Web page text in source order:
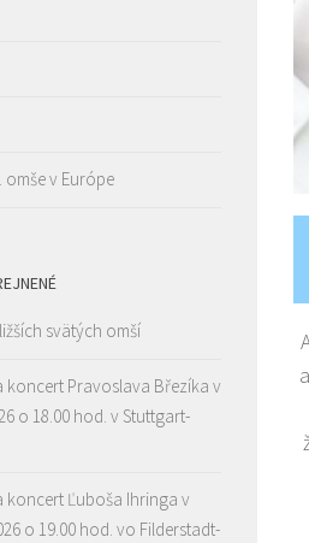
omše v Európe
svätých omší
koncert Pravoslava Březíka v
o 18.00 hod. v Stuttgart-
koncert Ľuboša Ihringa v
o 19.00 hod. vo Filderstadt-